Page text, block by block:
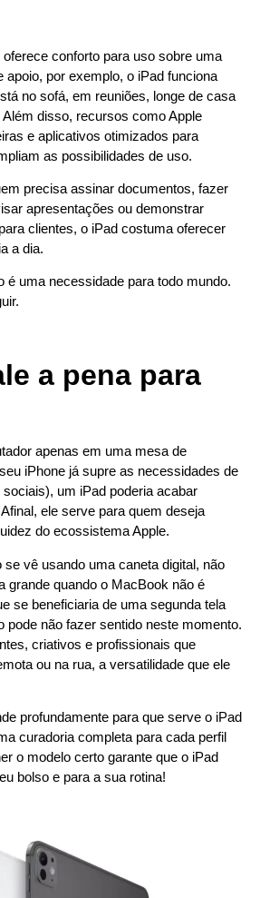
conforto para uso sobre uma
apoio, por exemplo, o iPad funciona
no sofá, em reuniões, longe de casa
disso, recursos como Apple
e aplicativos otimizados para
as possibilidades de uso.
precisa assinar documentos, fazer
apresentações ou demonstrar
clientes, o iPad costuma oferecer
a dia.
é uma necessidade para todo mundo.
a pena para
apenas em uma mesa de
iPhone já supre as necessidades de
um iPad poderia acabar
ele serve para quem deseja
do ecossistema Apple.
se vê usando uma caneta digital, não
grande quando o MacBook não é
se beneficiaria de uma segunda tela
pode não fazer sentido neste momento.
criativos e profissionais que
ou na rua, a versatilidade que ele
profundamente para que serve o iPad
curadoria completa para cada perfil
o modelo certo garante que o iPad
bolso e para a sua rotina!